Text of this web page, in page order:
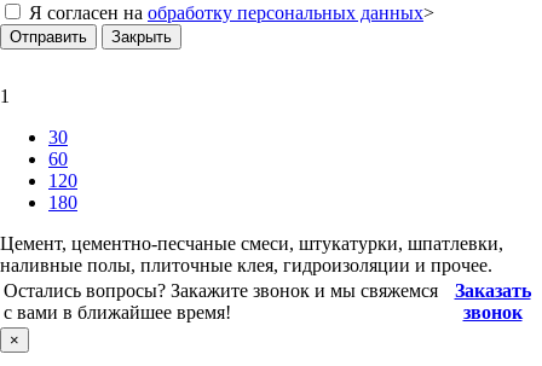
Я согласен на обработку персональных данных>
Отправить Закрыть
1
30
60
120
180
Цемент, цементно-песчаные смеси, штукатурки, шпатлевки,
наливные полы, плиточные клея, гидроизоляции и прочее.
Остались вопросы? Закажите звонок и мы свяжемся
с вами в ближайшее время!
Заказать
звонок
×